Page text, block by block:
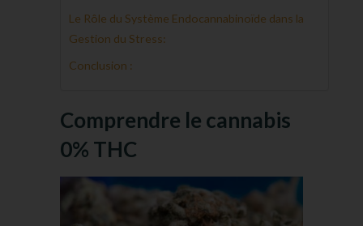
Le Rôle du Système Endocannabinoïde dans la
Gestion du Stress:
Conclusion :
Comprendre le cannabis
0% THC